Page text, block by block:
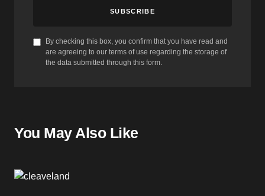
SUBSCRIBE
By checking this box, you confirm that you have read and
are agreeing to our terms of use regarding the storage of
the data submitted through this form.
You May Also Like